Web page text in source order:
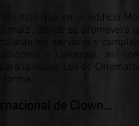
que en el edificio
maíz”, donde se
los servicios y
y universal, así
la nueva Ley de
de Clown…